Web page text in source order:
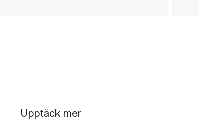
Upptäck mer